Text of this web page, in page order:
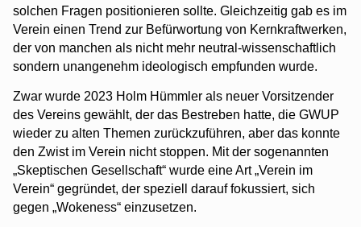
solchen Fragen positionieren sollte. Gleichzeitig gab es im
Verein einen Trend zur Befürwortung von Kernkraftwerken,
der von manchen als nicht mehr neutral-wissenschaftlich
sondern unangenehm ideologisch empfunden wurde.
Zwar wurde 2023 Holm Hümmler als neuer Vorsitzender
des Vereins gewählt, der das Bestreben hatte, die GWUP
wieder zu alten Themen zurückzuführen, aber das konnte
den Zwist im Verein nicht stoppen. Mit der sogenannten
„Skeptischen Gesellschaft“ wurde eine Art „Verein im
Verein“ gegründet, der speziell darauf fokussiert, sich
gegen „Wokeness“ einzusetzen.